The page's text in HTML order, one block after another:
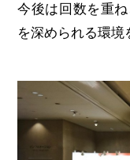
今後は回数を重
を深められる環境